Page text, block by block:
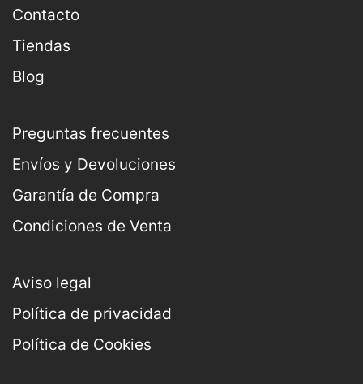
Contacto
Tiendas
Blog
Preguntas frecuentes
Envíos y Devoluciones
Garantía de Compra
Condiciones de Venta
Aviso legal
Política de privacidad
Política de Cookies